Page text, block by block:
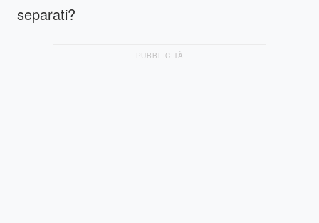
separati?
PUBBLICITÀ